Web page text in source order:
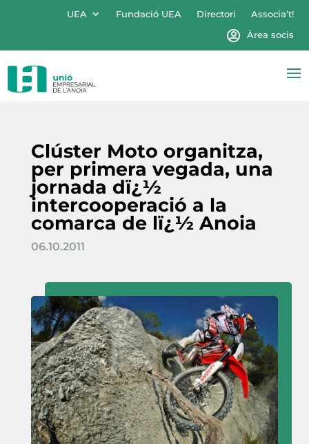
UEA Fundació UEA Directori
Associa’t!
Àrea socis
Clúster Moto organitza,
per primera vegada, una
jornada dï¿½
intercooperació a la
comarca de lï¿½ Anoia
06.10.2011